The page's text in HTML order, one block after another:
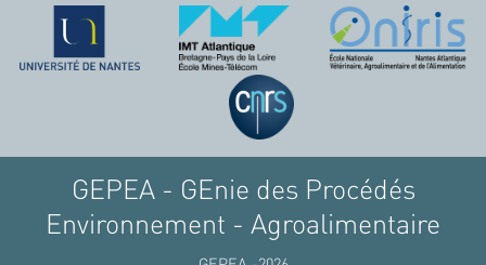
GEPEA - GEnie des Procédés
Environnement - Agroalimentaire